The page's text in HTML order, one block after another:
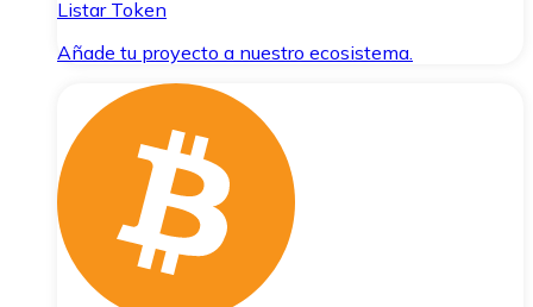
Listar Token
Añade tu proyecto a nuestro ecosistema.